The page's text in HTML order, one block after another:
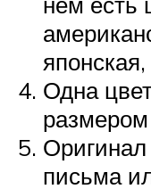
Одна
Оригинал
письма